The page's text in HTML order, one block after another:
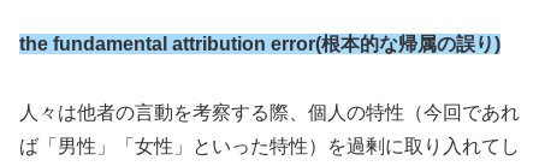
the fundamental attribution error(根本的な帰属の誤り)
人々は他者の言動を考察する際、個人の特性（今回であれ
ば「男性」「女性」といった特性）を過剰に取り入れてし